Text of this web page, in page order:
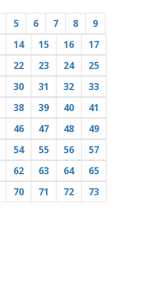
5 6 7 8
9
14 15 16
17
22 23 24
25
30 31 32
33
38 39 40
41
46 47 48
49
54 55 56
57
62 63 64
65
70 71 72
73